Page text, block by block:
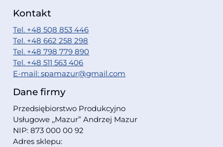
Kontakt
Tel. +48 508 853 446
Tel. +48 662 258 298
Tel. +48 798 779 890
Tel. +48 511 563 406
E-mail: spamazur@gmail.com
Dane firmy
Przedsiębiorstwo Produkcyjno
Usługowe ,,Mazur” Andrzej Mazur
NIP: 873 000 00 92
Adres sklepu: